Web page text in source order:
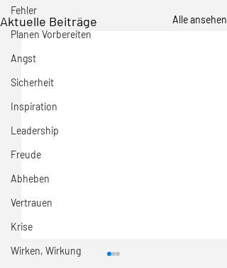
Fehler
Planen Vorbereiten
Angst
Sicherheit
Inspiration
Leadership
Freude
Abheben
Vertrauen
Krise
Wirken, Wirkung
Aktuelle Beiträge Alle ansehen